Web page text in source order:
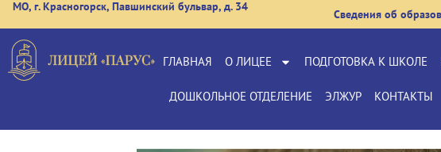
МО, г. Красногорск, Павшинский бульвар, д. 34
Сведения об
ГЛАВНАЯ О ЛИЦЕЕ ПОДГОТОВКА К ШКОЛЕ
ДОШКОЛЬНОЕ ОТДЕЛЕНИЕ ЭЛЖУР КОНТАКТЫ